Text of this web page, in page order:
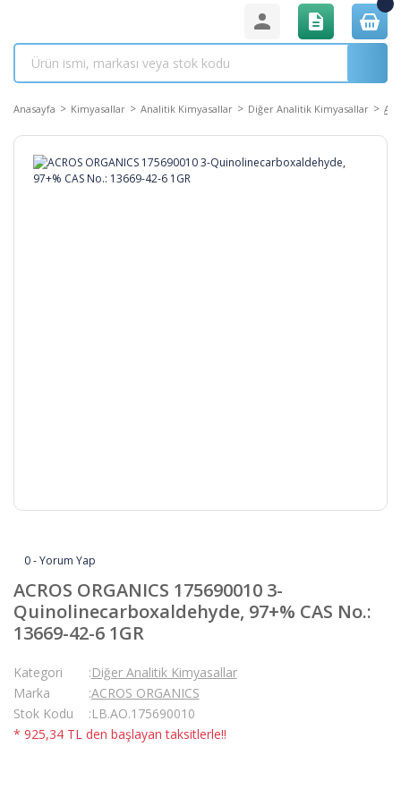
Anasayfa Kimyasallar Analitik Kimyasallar Diğer Analitik Kimyasallar
0 - Yorum Yap
ACROS ORGANICS 175690010 3-
Quinolinecarboxaldehyde, 97+% CAS No.:
13669-42-6 1GR
Kategori
Diğer Analitik Kimyasallar
Marka
ACROS ORGANICS
Stok Kodu
LB.AO.175690010
* 925,34 TL den başlayan taksitlerle!!